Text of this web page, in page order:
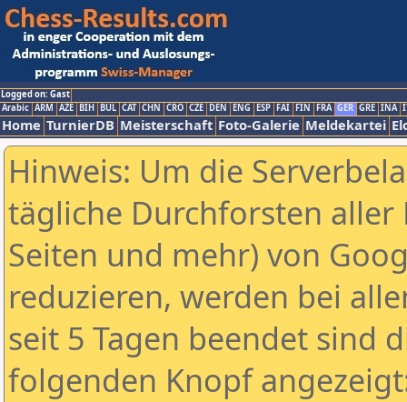
Logged on: Gast
Arabic ARM AZE BIH BUL CAT CHN CRO CZE DEN ENG ESP FAI FIN FRA GER GRE INA
Home TurnierDB Meisterschaft Foto-Galerie Meldekartei
Hinweis: Um die
tägliche Durchforsten aller
Seiten und mehr) von
reduzieren, werden bei
seit 5 Tagen beendet sind
folgenden Knopf